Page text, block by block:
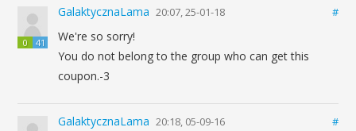
0 41
GalaktycznaLama 20:07, 25-01-18 #
We're so sorry!
You do not belong to the group who can get this
coupon.-3
GalaktycznaLama 20:18, 05-09-16 #